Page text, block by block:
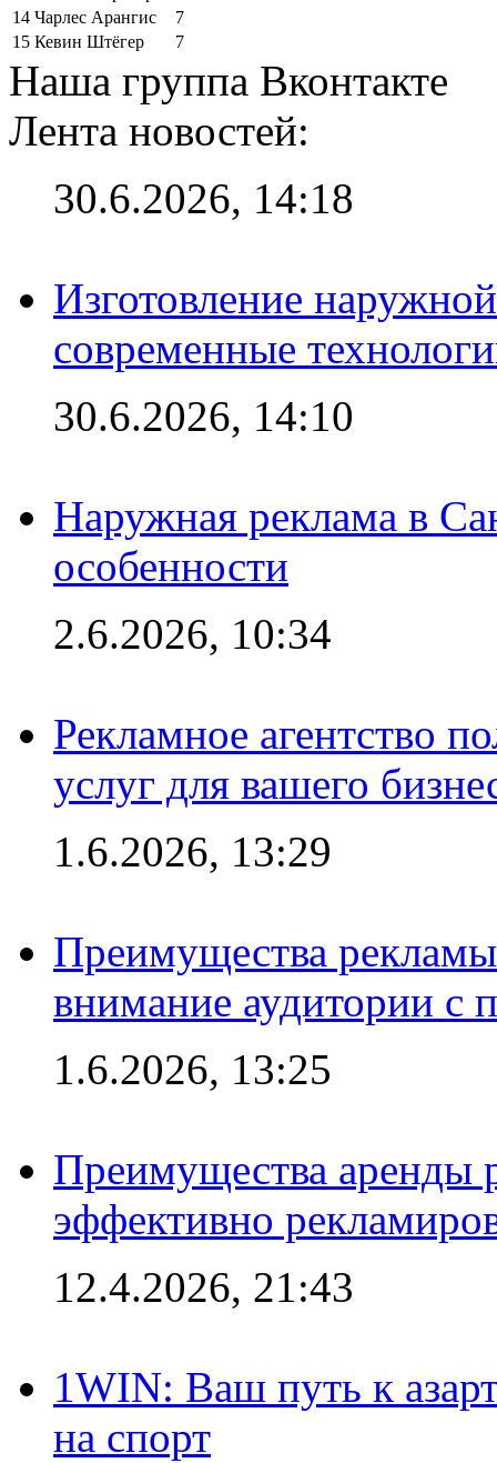
14 Чарлес Арангис
7
15 Кевин Штёгер 7
Наша группа Вконтакте
Лента новостей:
30.6.2026, 14:18
Изготовление
современные
30.6.2026, 14:10
Наружная реклама в
особенности
2.6.2026, 10:34
Рекламное агентство
услуг для вашего
1.6.2026, 13:29
Преимущества
внимание аудитории
1.6.2026, 13:25
Преимущества аренды
эффективно
12.4.2026, 21:43
1WIN: Ваш путь к
на спорт